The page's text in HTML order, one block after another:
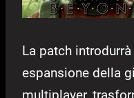
La patch
espansione della
multiplayer,